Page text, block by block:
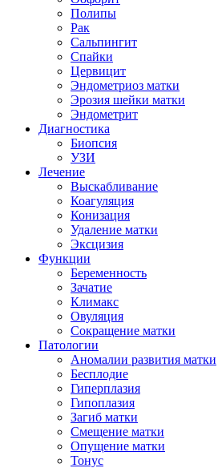
Полипы
Рак
Сальпингит
Спайки
Цервицит
Эндометриоз матки
Эрозия шейки матки
Эндометрит
Диагностика
Биопсия
УЗИ
Лечение
Выскабливание
Коагуляция
Конизация
Удаление матки
Эксцизия
Функции
Беременность
Зачатие
Климакс
Овуляция
Сокращение матки
Патологии
Аномалии развития матки
Бесплодие
Гиперплазия
Гипоплазия
Загиб матки
Смещение матки
Опущение матки
Тонус